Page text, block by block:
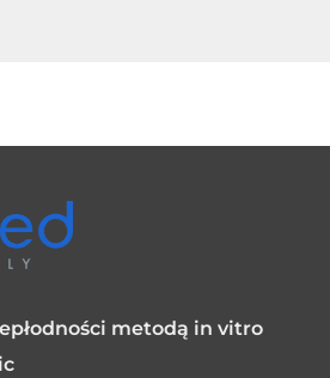
metodą in vitro